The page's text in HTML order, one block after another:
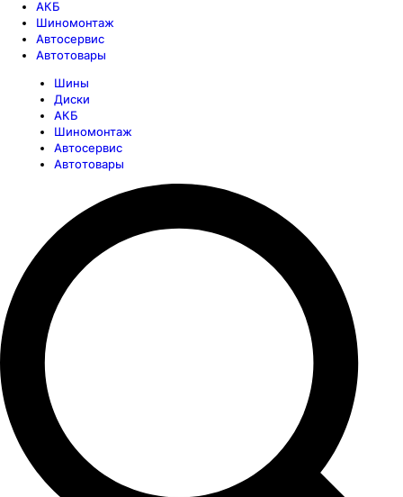
АКБ
Шиномонтаж
Автосервис
Автотовары
Шины
Диски
АКБ
Шиномонтаж
Автосервис
Автотовары